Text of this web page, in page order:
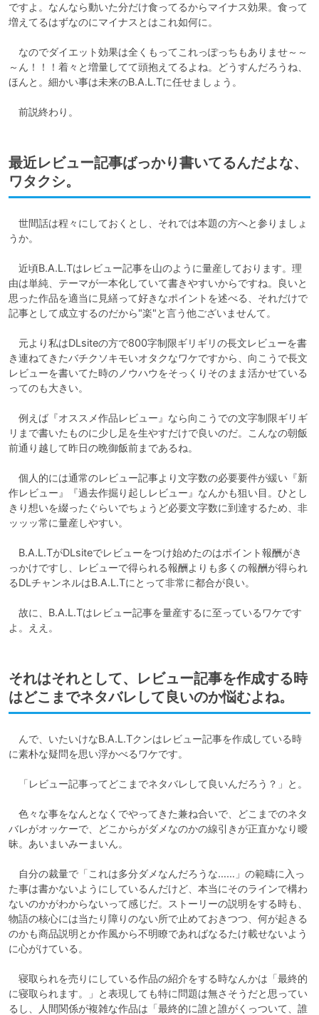
ですよ。なんなら動いた分だけ食ってるからマイナス効果。食って
増えてるはずなのにマイナスとはこれ如何に。
なのでダイエット効果は全くもってこれっぽっちもありませ～～
～ん！！！着々と増量してて頭抱えてるよね。どうすんだろうね、
ほんと。細かい事は未来のB.A.L.Tに任せましょう。
前説終わり。
最近レビュー記事ばっかり書いてるんだよな、
ワタクシ。
世間話は程々にしておくとし、それでは本題の方へと参りましょ
うか。
近頃B.A.L.Tはレビュー記事を山のように量産しております。理
由は単純、テーマが一本化していて書きやすいからですね。良いと
思った作品を適当に見繕って好きなポイントを述べる、それだけで
記事として成立するのだから"楽"と言う他ございませんて。
元より私はDLsiteの方で800字制限ギリギリの長文レビューを書
き連ねてきたバチクソキモいオタクなワケですから、向こうで長文
レビューを書いてた時のノウハウをそっくりそのまま活かせている
ってのも大きい。
例えば『オススメ作品レビュー』なら向こうでの文字制限ギリギ
リまで書いたものに少し足を生やすだけで良いのだ。こんなの朝飯
前通り越して昨日の晩御飯前まであるね。
個人的には通常のレビュー記事より文字数の必要要件が緩い『新
作レビュー』『過去作掘り起しレビュー』なんかも狙い目。ひとし
きり想いを綴ったぐらいでちょうど必要文字数に到達するため、非
ッッッ常に量産しやすい。
B.A.L.TがDLsiteでレビューをつけ始めたのはポイント報酬がき
っかけですし、レビューで得られる報酬よりも多くの報酬が得られ
るDLチャンネルはB.A.L.Tにとって非常に都合が良い。
故に、B.A.L.Tはレビュー記事を量産するに至っているワケです
よ。ええ。
それはそれとして、レビュー記事を作成する時
はどこまでネタバレして良いのか悩むよね。
んで、いたいけなB.A.L.Tクンはレビュー記事を作成している時
に素朴な疑問を思い浮かべるワケです。
「レビュー記事ってどこまでネタバレして良いんだろう？」と。
色々な事をなんとなくでやってきた兼ね合いで、どこまでのネタ
バレがオッケーで、どこからがダメなのかの線引きが正直かなり曖
昧。あいまいみーまいん。
自分の裁量で「これは多分ダメなんだろうな……」の範疇に入っ
た事は書かないようにしているんだけど、本当にそのラインで構わ
ないのかがわからないって感じだ。ストーリーの説明をする時も、
物語の核心には当たり障りのない所で止めておきつつ、何が起きる
のかも商品説明とか作風から不明瞭であればなるたけ載せないよう
に心がけている。
寝取られを売りにしている作品の紹介をする時なんかは「最終的
に寝取られます。」と表現しても特に問題は無さそうだと思ってい
るし、人間関係が複雑な作品は「最終的に誰と誰がくっついて、誰